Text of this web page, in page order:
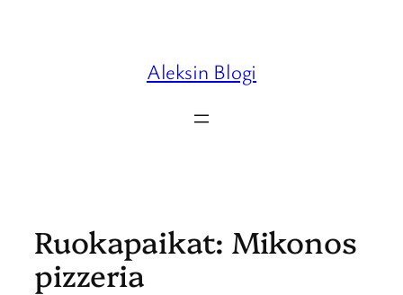
Aleksin Blogi
Ruokapaikat: Mikonos
pizzeria